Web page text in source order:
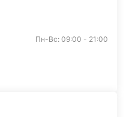
Пн-Вс: 09:00 - 21:00